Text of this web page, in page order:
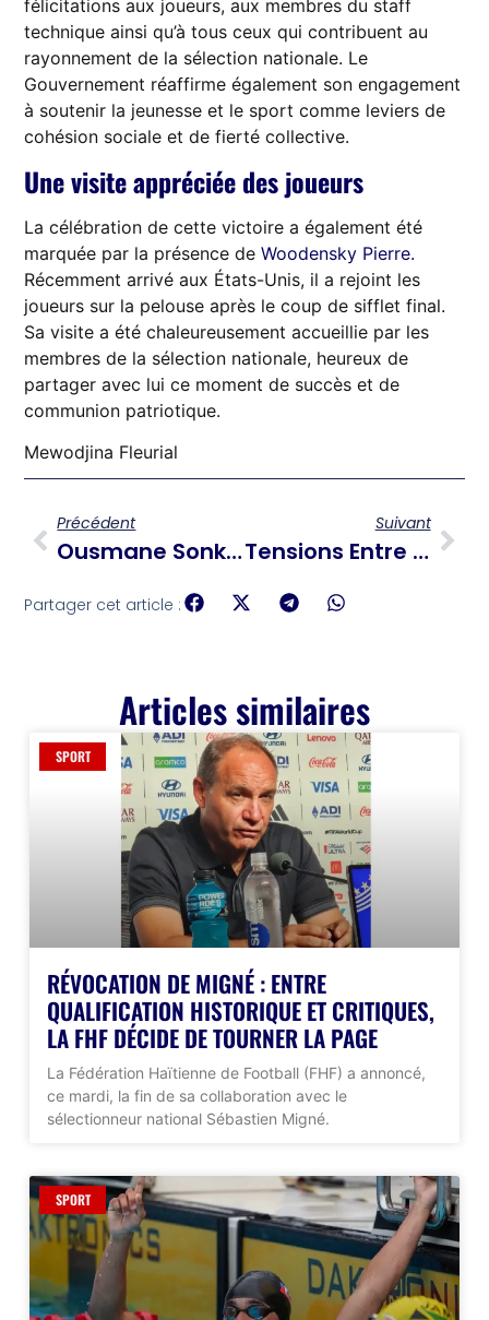
félicitations aux joueurs, aux membres du staff
technique ainsi qu’à tous ceux qui contribuent au
rayonnement de la sélection nationale. Le
Gouvernement réaffirme également son engagement
à soutenir la jeunesse et le sport comme leviers de
cohésion sociale et de fierté collective.
Une visite appréciée des joueurs
La célébration de cette victoire a également été
marquée par la présence deWoodensky Pierre.
Récemment arrivé aux États-Unis, il a rejoint les
joueurs sur la pelouse après le coup de sifflet final.
Sa visite a été chaleureusement accueillie par les
membres de la sélection nationale, heureux de
partager avec lui ce moment de succès et de
communion patriotique.
Mewodjina Fleurial
Précédent
Ousmane Sonko Boycotte Le Nouveau Gouvernement Nommé Par Le Président Sénégalais
Suivant
Tensions Entre Le CEP Et La Primature Autour Du Décret Électoral
Partager cet article :
Articles similaires
SPORT
RÉVOCATION DE MIGNÉ : ENTRE
QUALIFICATION HISTORIQUE ET CRITIQUES,
LA FHF DÉCIDE DE TOURNER LA PAGE
La Fédération Haïtienne de Football (FHF) a annoncé,
ce mardi, la fin de sa collaboration avec le
sélectionneur national Sébastien Migné.
SPORT